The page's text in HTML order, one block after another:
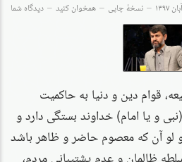
نسخهٔ چاپی همخوان کنید دیدگاه شما
قوام دین و دنیا به حاکمیت
و یا امام) خداوند بستگی دارد و
لو آن که معصوم حاضر و ظاهر باشد
ظالمان و عدم پشتیبانی مردم،